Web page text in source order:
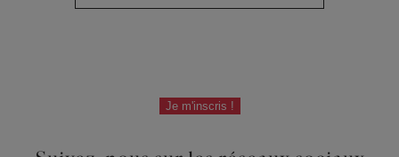
Je m'inscris !